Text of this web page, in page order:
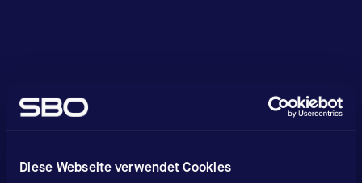
Diese Webseite verwendet Cookies